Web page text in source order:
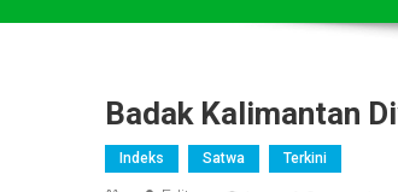
Badak Kalimantan
Indeks Satwa Terkini